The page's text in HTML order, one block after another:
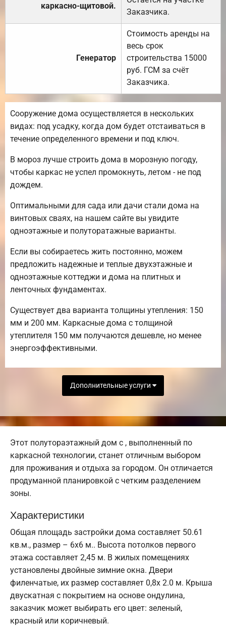
каркасно-щитовой.
Заказчика.
Генератор
Стоимость аренды на
весь срок
строительства 15000
руб. ГСМ за счёт
Заказчика.
Сооружение дома осуществляется в нескольких
видах: под усадку, когда дом будет отстаиваться в
течение определенного времени и под ключ.
В мороз лучше строить дома в морозную погоду,
чтобы каркас не успел промокнуть, летом - не под
дождем.
Оптимальными для сада или дачи стали дома на
винтовых сваях, на нашем сайте вы увидите
одноэтажные и полуторатажные варианты.
Если вы собираетесь жить постоянно, можем
предложить надежные и теплые двухэтажные и
одноэтажные коттеджи и дома на плитных и
ленточных фундаментах.
Существует два варианта толщины утепления: 150
мм и 200 мм. Каркасные дома с толщиной
утеплителя 150 мм получаются дешевле, но менее
энергоэффективными.
Дополнительные услуги
Этот полутораэтажный дом с , выполненный по
каркасной технологии, станет отличным выбором
для проживания и отдыха за городом. Он отличается
продуманной планировкой с четким разделением
зоны.
Характеристики
Общая площадь застройки дома составляет 50.61
кв.м., размер – 6х6 м.. Высота потолков первого
этажа составляет 2,45 м. В жилых помещениях
установлены двойные зимние окна. Двери
филенчатые, их размер составляет 0,8x 2.0 м. Крыша
двускатная с покрытием на основе ондулина,
заказчик может выбирать его цвет: зеленый,
красный или коричневый.